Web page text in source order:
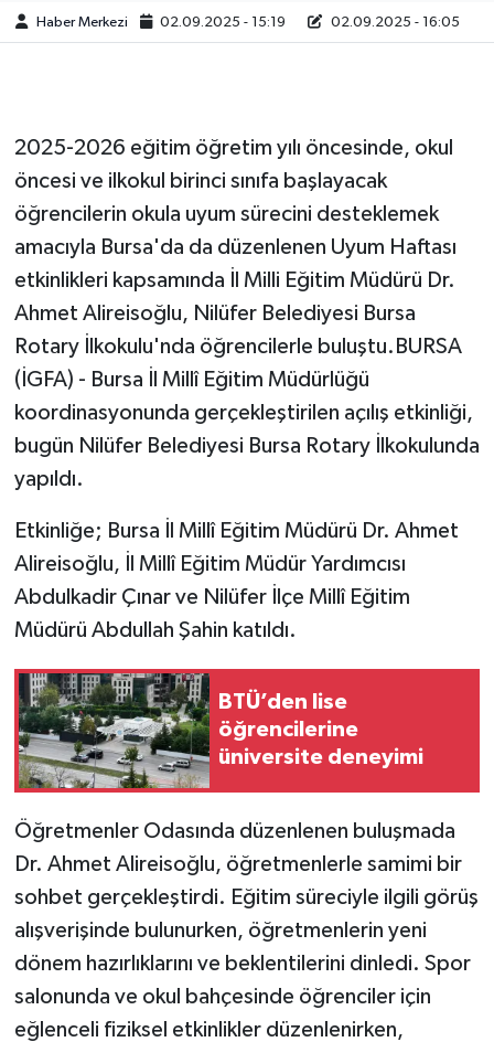
Haber Merkezi 02.09.2025 - 15:19 02.09.2025 - 16:05
2025-2026 eğitim öğretim yılı öncesinde, okul
öncesi ve ilkokul birinci sınıfa başlayacak
öğrencilerin okula uyum sürecini desteklemek
amacıyla Bursa'da da düzenlenen Uyum Haftası
etkinlikleri kapsamında İl Milli Eğitim Müdürü Dr.
Ahmet Alireisoğlu, Nilüfer Belediyesi Bursa
Rotary İlkokulu'nda öğrencilerle buluştu.BURSA
(İGFA) - Bursa İl Millî Eğitim Müdürlüğü
koordinasyonunda gerçekleştirilen açılış etkinliği,
bugün Nilüfer Belediyesi Bursa Rotary İlkokulunda
yapıldı.
Etkinliğe; Bursa İl Millî Eğitim Müdürü Dr. Ahmet
Alireisoğlu, İl Millî Eğitim Müdür Yardımcısı
Abdulkadir Çınar ve Nilüfer İlçe Millî Eğitim
Müdürü Abdullah Şahin katıldı.
BTÜ’den lise
öğrencilerine
üniversite deneyimi
Öğretmenler Odasında düzenlenen buluşmada
Dr. Ahmet Alireisoğlu, öğretmenlerle samimi bir
sohbet gerçekleştirdi. Eğitim süreciyle ilgili görüş
alışverişinde bulunurken, öğretmenlerin yeni
dönem hazırlıklarını ve beklentilerini dinledi. Spor
salonunda ve okul bahçesinde öğrenciler için
eğlenceli fiziksel etkinlikler düzenlenirken,